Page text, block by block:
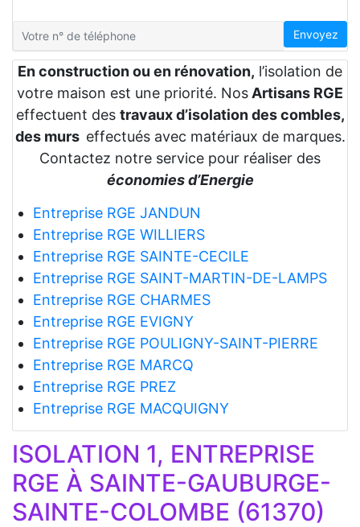
Envoyez
En construction ou en rénovation, l’isolation de
votre maison est une priorité. Nos Artisans RGE
effectuent des travaux d’isolation des combles,
des murs effectués avec matériaux de marques.
Contactez notre service pour réaliser des
économies d’Energie
Entreprise RGE JANDUN
Entreprise RGE WILLIERS
Entreprise RGE SAINTE-CECILE
Entreprise RGE SAINT-MARTIN-DE-LAMPS
Entreprise RGE CHARMES
Entreprise RGE EVIGNY
Entreprise RGE POULIGNY-SAINT-PIERRE
Entreprise RGE MARCQ
Entreprise RGE PREZ
Entreprise RGE MACQUIGNY
ISOLATION 1, ENTREPRISE
RGE À SAINTE-GAUBURGE-
SAINTE-COLOMBE (61370)